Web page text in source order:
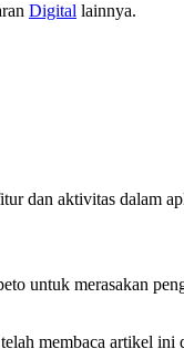
Digital lainnya.
dan aktivitas dalam
untuk merasakan
membaca artikel